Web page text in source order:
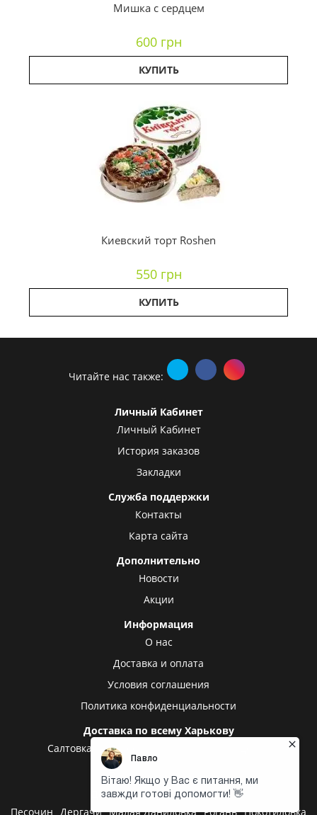
Мишка с сердцем
600 грн
КУПИТЬ
Киевский торт Roshen
550 грн
КУПИТЬ
Читайте нас также:
Личный Кабинет
Личный Кабинет
История заказов
Закладки
Служба поддержки
Контакты
Карта сайта
Дополнительно
Новости
Акции
Информация
О нас
Доставка и оплата
Условия соглашения
Политика конфиденциальности
Доставка по всему Харькову
Салтовка
Алексеевка
Центральный рынок
Доставка в другие города
Песочин
Дергачи Малая Даниловка Рогань Покотиловка